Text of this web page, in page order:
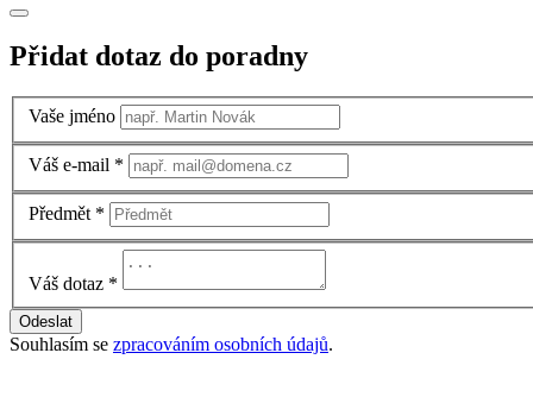
Přidat dotaz do poradny
Vaše jméno
Váš e-mail *
Předmět *
Váš dotaz *
Odeslat
Souhlasím se zpracováním osobních údajů.